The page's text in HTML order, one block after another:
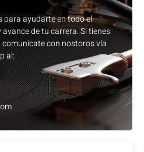
para ayudarte en todo el
de tu carrera. Si tienes
con nostoros vía
al: